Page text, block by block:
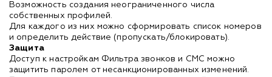
Возможность создания неограниченного числа
собственных профилей.
Для каждого из них можно сформировать список номеров
и определить действие (пропускать/блокировать).
Защита
Доступ к настройкам Фильтра звонков и СМС можно
защитить паролем от несанкционированных изменений.